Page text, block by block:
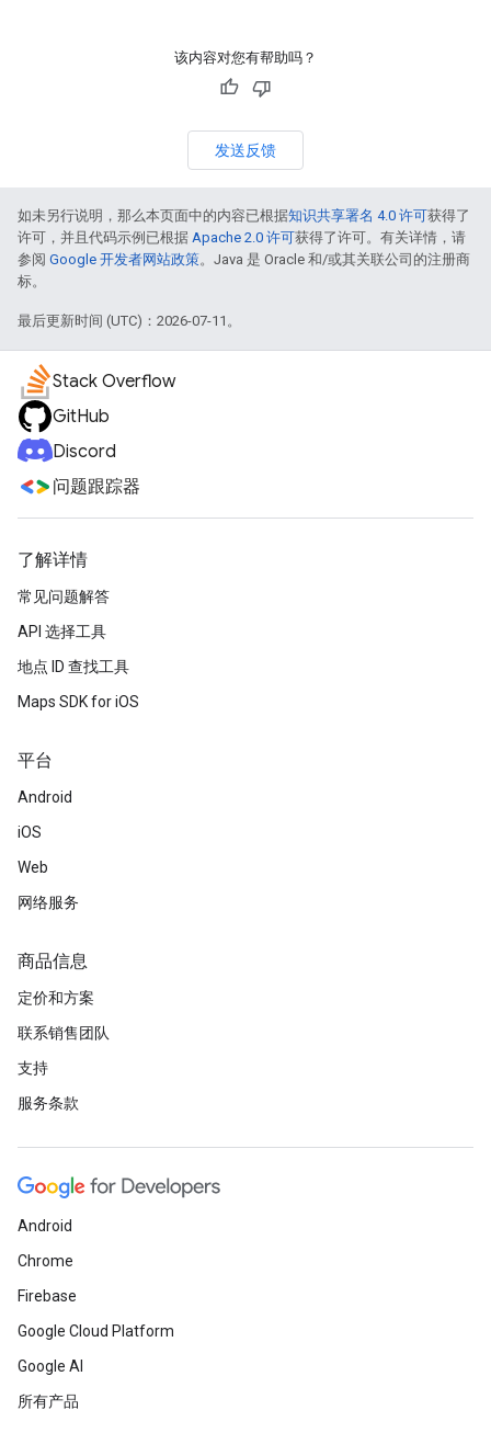
该内容对您有帮助吗？
发送反馈
如未另行说明，那么本页面中的内容已根据知识共享署名 4.0 许可获得了
许可，并且代码示例已根据 Apache 2.0 许可获得了许可。有关详情，请
参阅 Google 开发者网站政策。Java 是 Oracle 和/或其关联公司的注册商
标。
最后更新时间 (UTC)：2026-07-11。
Stack Overflow
GitHub
Discord
问题跟踪器
了解详情
常见问题解答
API 选择工具
地点 ID 查找工具
Maps SDK for iOS
平台
Android
iOS
Web
网络服务
商品信息
定价和方案
联系销售团队
支持
服务条款
Android
Chrome
Firebase
Google Cloud Platform
Google AI
所有产品